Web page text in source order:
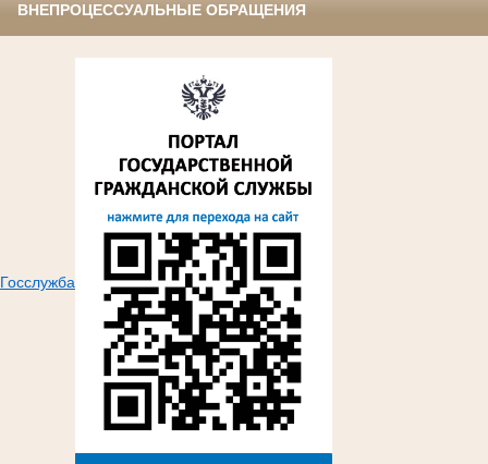
ВНЕПРОЦЕССУАЛЬНЫЕ ОБРАЩЕНИЯ
Госслужба